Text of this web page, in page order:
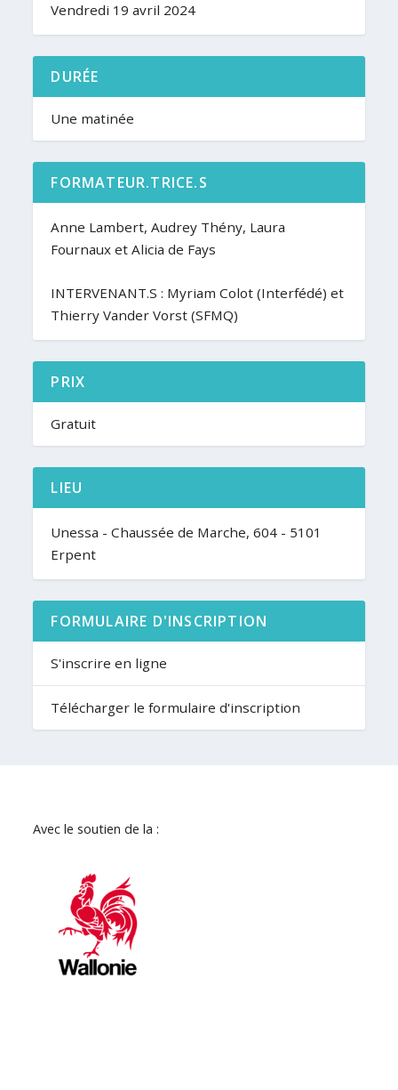
Vendredi 19 avril 2024
DURÉE
Une matinée
FORMATEUR.TRICE.S
Anne Lambert, Audrey Thény, Laura
Fournaux et Alicia de Fays
INTERVENANT.S : Myriam Colot (Interfédé) et
Thierry Vander Vorst (SFMQ)
PRIX
Gratuit
LIEU
Unessa - Chaussée de Marche, 604 - 5101
Erpent
FORMULAIRE D'INSCRIPTION
S'inscrire en ligne
Télécharger le formulaire d'inscription
Avec le soutien de la :